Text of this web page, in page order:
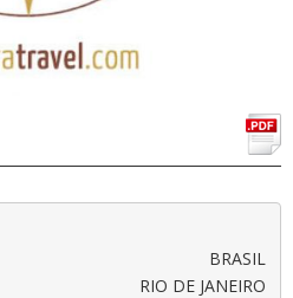
BRASIL
RIO DE JANEIRO